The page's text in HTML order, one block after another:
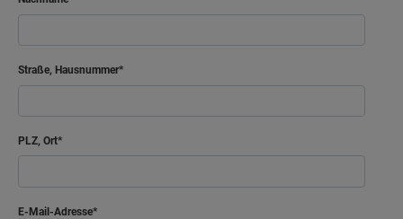
Straße, Hausnummer
PLZ, Ort
E-Mail-Adresse